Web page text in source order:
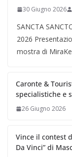
30 Giugno 2026
SANCTA
2026
mostra di
Caronte &
specialistiche e
26 Giugno 2026
Vince il contest
Da Vinci” di